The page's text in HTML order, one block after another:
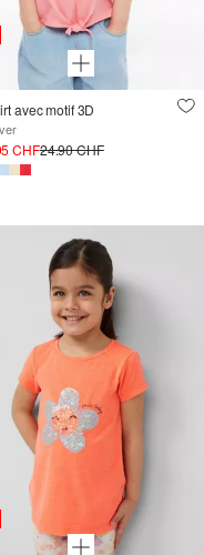
avec motif 3D
CHF24.90 CHF